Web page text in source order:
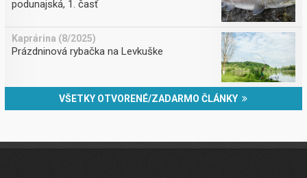
podunajská, 1. časť
Kaprárina (8/2025)
Prázdninová rybačka na Levkuške
VŠETKY OTVORENÉ/ZADARMO ČLÁNKY